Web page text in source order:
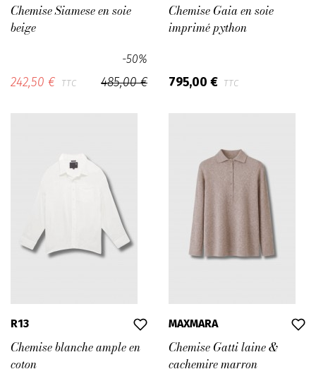
Chemise Siamese en soie
beige
485,00 €
-50%
242,50 € TTC
Chemise Gaia en soie
imprimé python
795,00 € TTC
R13
Chemise blanche ample en
coton
MAXMARA
Chemise Gatti laine &
cachemire marron